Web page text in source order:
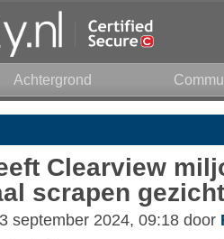
Achtergrond
Clearview
scrapen
september 2024, 09:18 door